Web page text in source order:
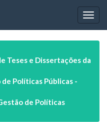
Teses e Dissertações da
Políticas Públicas -
de Políticas